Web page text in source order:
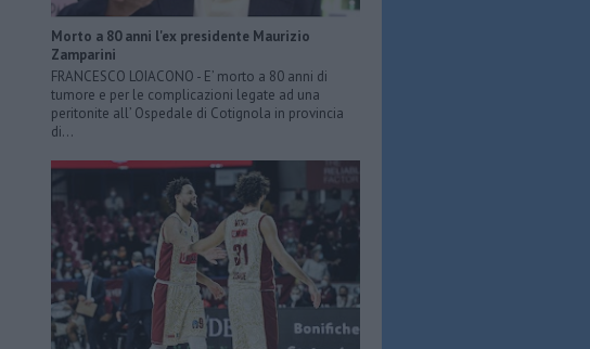
Morto a 80 anni l'ex presidente Maurizio
Zamparini
FRANCESCO LOIACONO - E’ morto a 80 anni di
tumore e per le complicazioni legate ad una
peritonite all’ Ospedale di Cotignola in provincia
di...